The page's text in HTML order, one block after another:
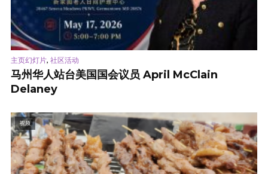
主页幻灯片, 社区活动
马州华人站台美国国会议员 April McClain
Delaney
视频